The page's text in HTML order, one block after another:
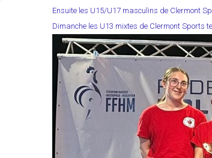
Ensuite les U15/U17 masculins de Clermont
Dimanche les U13 mixtes de Clermont Sports